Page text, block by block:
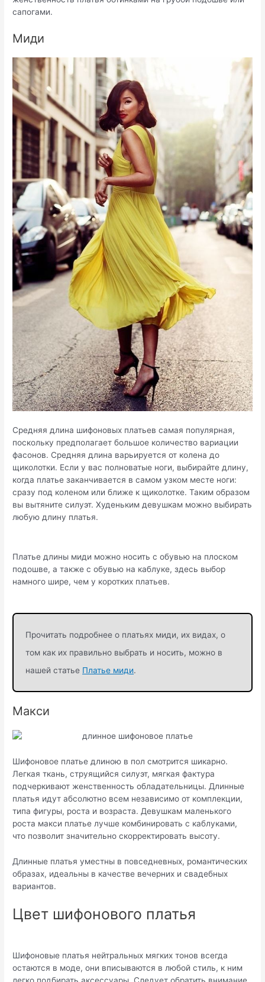
сапогами.
Миди
Средняя длина шифоновых платьев самая популярная,
поскольку предполагает большое количество вариации
фасонов. Средняя длина варьируется от колена до
щиколотки. Если у вас полноватые ноги, выбирайте длину,
когда платье заканчивается в самом узком месте ноги:
сразу под коленом или ближе к щиколотке. Таким образом
вы вытяните силуэт. Худеньким девушкам можно выбирать
любую длину платья.
Платье длины миди можно носить с обувью на плоском
подошве, а также с обувью на каблуке, здесь выбор
намного шире, чем у коротких платьев.
Прочитать подробнее о платьях миди, их видах, о
том как их правильно выбрать и носить, можно в
нашей статье Платье миди.
Макси
Шифоновое платье длиною в пол смотрится шикарно.
Легкая ткань, струящийся силуэт, мягкая фактура
подчеркивают женственность обладательницы. Длинные
платья идут абсолютно всем независимо от комплекции,
типа фигуры, роста и возраста. Девушкам маленького
роста макси платье лучше комбинировать с каблуками,
что позволит значительно скорректировать высоту.
Длинные платья уместны в повседневных, романтических
образах, идеальны в качестве вечерних и свадебных
вариантов.
Цвет шифонового платья
Шифоновые платья нейтральных мягких тонов всегда
остаются в моде, они вписываются в любой стиль, к ним